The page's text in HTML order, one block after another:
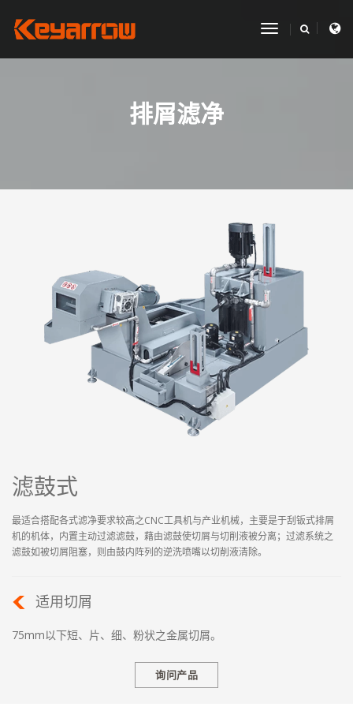
toggle
排屑滤净
滤鼓式
最适合搭配各式滤净要求较高之CNC工具机与产业机械，主要是于刮钣式排屑
机的机体，内置主动过滤滤鼓，藉由滤鼓使切屑与切削液被分离；过滤系统之
滤鼓如被切屑阻塞，则由鼓内阵列的逆洗喷嘴以切削液清除。
适用切屑
75mm以下短、​​片、细、粉状之金属切屑。
询问产品